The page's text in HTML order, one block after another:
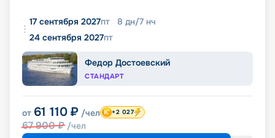
17 сентября 2027пт 8 дн/7 нч
24 сентября 2027пт
Федор Достоевский
СТАНДАРТ
от 61 110 ₽ /чел
67 900₽ /чел
+2 027